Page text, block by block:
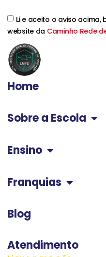
Li e aceito o aviso
website da Caminho Rede
Home
Sobre a Escola
Ensino
Franquias
Blog
Atendimento